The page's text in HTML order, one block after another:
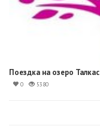
Поездка на озеро Талкас
0 5380